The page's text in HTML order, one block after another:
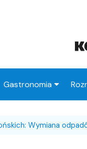
Gastronomia
KawiarnieWymiana